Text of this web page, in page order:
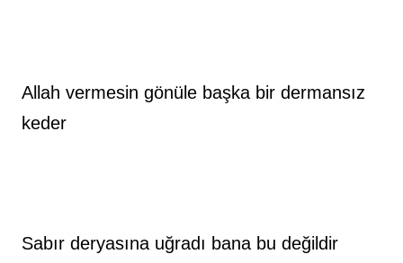
Allah vermesin gönüle başka bir dermansız
keder
Sabır deryasına uğradı bana bu değildir